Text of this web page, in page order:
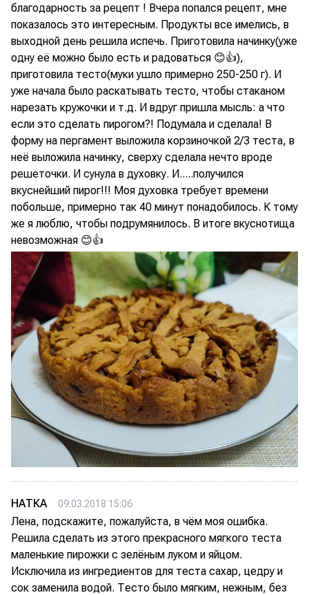
благодарность за рецепт ! Вчера попался рецепт, мне
показалось это интересным. Продукты все имелись, в
выходной день решила испечь. Приготовила начинку(уже
одну её можно было есть и радоваться 😊👍),
приготовила тесто(муки ушло примерно 250-250 г). И
уже начала было раскатывать тесто, чтобы стаканом
нарезать кружочки и т.д. И вдруг пришла мысль: а что
если это сделать пирогом?! Подумала и сделала! В
форму на пергамент выложила корзиночкой 2/3 теста, в
неё выложила начинку, сверху сделала нечто вроде
решеточки. И сунула в духовку. И.....получился
вкуснейший пирог!!! Моя духовка требует времени
побольше, примерно так 40 минут понадобилось. К тому
же я люблю, чтобы подрумянилось. В итоге вкуснотища
невозможная 😊👍
НАТКА 09.03.2018 15:06
Лена, подскажите, пожалуйста, в чём моя ошибка.
Решила сделать из этого прекрасного мягкого теста
маленькие пирожки с зелёным луком и яйцом.
Исключила из ингредиентов для теста сахар, цедру и
сок заменила водой. Тесто было мягким, нежным, без